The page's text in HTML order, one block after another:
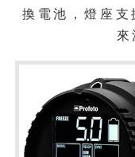
換電池，燈座支
來